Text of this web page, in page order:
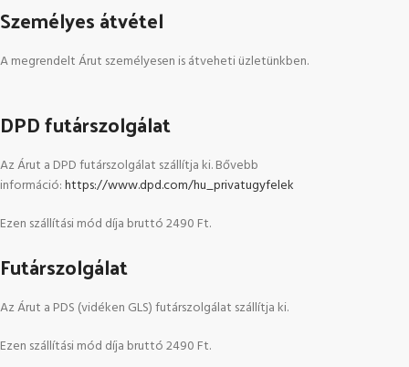
Személyes átvétel
A megrendelt Árut személyesen is átveheti üzletünkben.
DPD futárszolgálat
Az Árut a DPD futárszolgálat szállítja ki. Bővebb
információ:https://www.dpd.com/hu_privatugyfelek
Ezen szállítási mód díja bruttó 2490 Ft.
Futárszolgálat
Az Árut a PDS (vidéken GLS) futárszolgálat szállítja ki.
Ezen szállítási mód díja bruttó 2490 Ft.